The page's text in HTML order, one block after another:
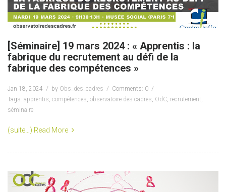
[Séminaire] 19 mars 2024 : « Apprentis : la
fabrique du recrutement au défi de la
fabrique des compétences »
Jan 18, 2024 by Obs_des_cadres
Comments: 0
Tags: apprentis, compétences, observatoire des cadres, OdC, recrutement,
séminaire
(suite…) Read More